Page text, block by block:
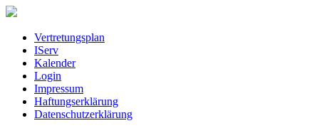
Vertretungsplan
IServ
Kalender
Login
Impressum
Haftungserklärung
Datenschutzerklärung